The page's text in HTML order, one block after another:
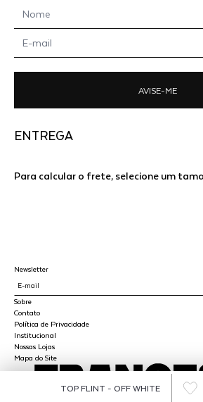
TOP FLINT - OFF WHITE
AVISE-ME
ENTREGA
Para calcular o frete, selecione um
Sobre
Contato
Política de Privacidade
Institucional
Nossas Lojas
Mapa do Site
Newsletter
SPLY STUDIO LTDA - CNPJ